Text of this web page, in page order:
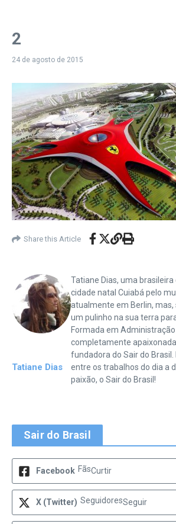
2
24 de agosto de 2015
Share this Article
Tatiane Dias
Tatiane Dias, uma
cidade natal Cuiabá pelo
atualmente em Berlin, mas,
um pulinho na sua terra
Formada em
completamente
fundadora do Sair do
entre os trabalhos do dia a
paixão, o Sair do Brasil!
Sair do Brasil
Facebook FãsCurtir
X (Twitter) SeguidoresSeguir